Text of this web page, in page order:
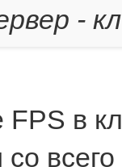
-
в